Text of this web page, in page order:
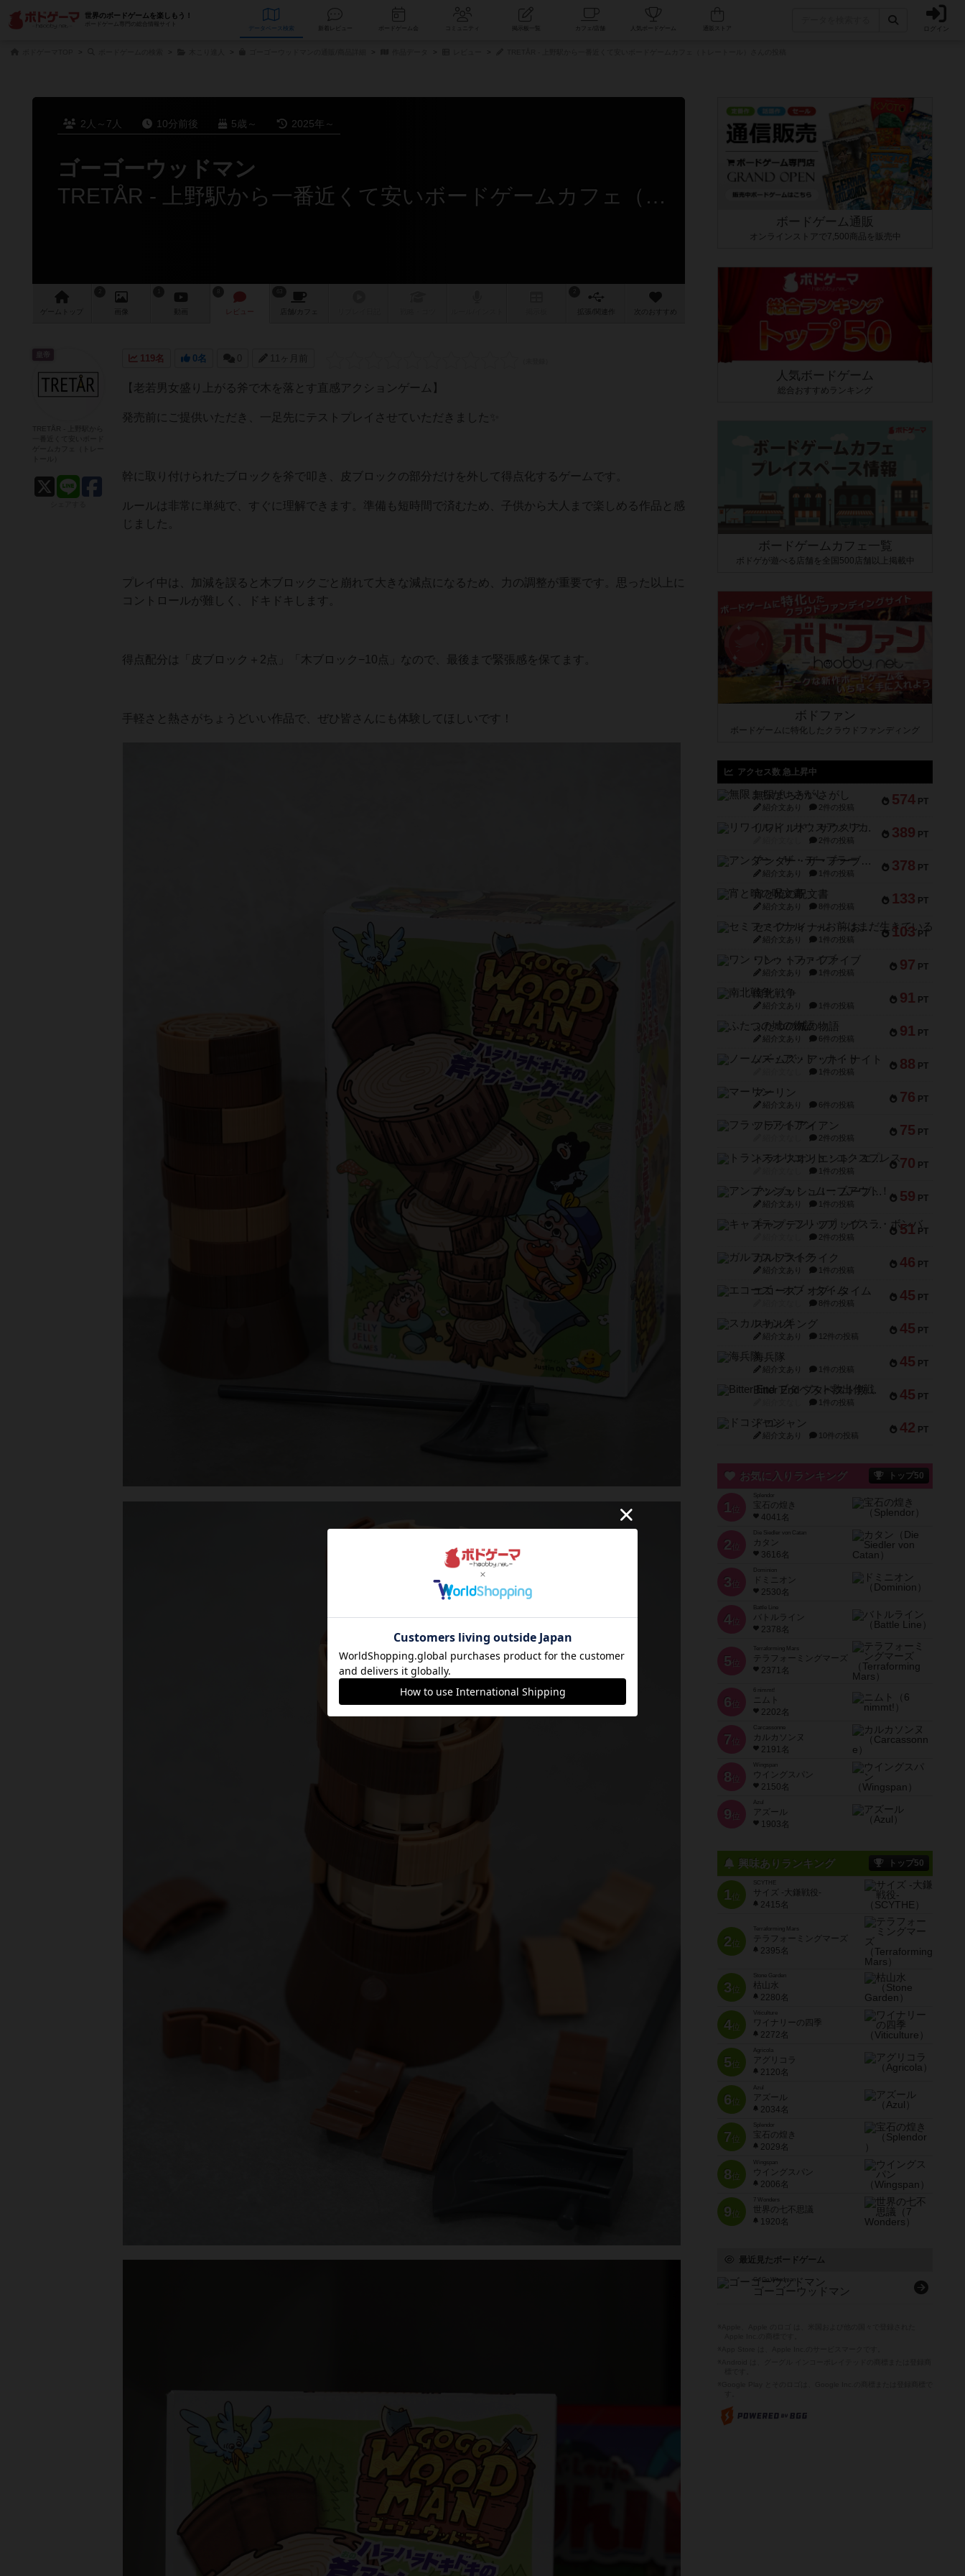
世界のボードゲームを楽しもう！
ボードゲーム専門の総合情報サイト
データベース コミュニティ 人気ボードゲーム ログイン
2人～7人 10分前後 5歳～ 2025年～
ゴーゴーウッドマン
TRETÅR - 上野駅から一番近くて安いボードゲームカフェ（トレートール）さんのレビュー
ゲーム 画像 レビュー 店舗/ カフェ 作 次のおすすめ
119名 0名 0 11ヶ月前
【老若男女盛り上がる斧で木を落とす直感アクションゲーム】
発売前にご提供いただき、一足先にテストプレイさせていただきました✨
幹に取り付けられたブロックを斧で叩き、皮ブロックの部分だけを外して得点化するゲームです。
ルールは非常に単純で、すぐに理解できます。準備も短時間で済むため、子供から大人まで楽しめる作品と感
じました。
プレイ中は、加減を誤ると木ブロックごと崩れて大きな減点になるため、力の調整が重要です。思った以上に
コントロールが難しく、ドキドキします。
得点配分は「皮ブロック＋2点」「木ブロック−10点」なので、最後まで緊張感を保てます。
手軽さと熱さがちょうどいい作品で、ぜひ皆さんにも体験してほしいです！
皇帝
ボードゲーム通販
オンラインストアで7,500商品を販売中
人気ボードゲーム
総合おすすめランキング
ボードゲームカフェ一覧
ボドゲが遊べる店舗を全国500店舗以上掲載中
ボドファン
ボードゲームに特化したクラウドファンディング
アクセス数 急上昇中
574 PT
無限まちがいさがし
紹介文あり 2件の投稿
389 PT
リワイルド：サウスアメリカ
2件の投稿
378 PT
アンダー・ザ・テーブラー
紹介文あり 1件の投稿
133 PT
宵と暁の呪文書
紹介文あり 8件の投稿
103 PT
セミファイナル ～お前はまだ生きている～
紹介文あり 1件の投稿
97 PT
ワン・トゥ・ファイブ
紹介文あり 1件の投稿
91 PT
南北戦争
紹介文あり 1件の投稿
91 PT
ふたつの城の物語
紹介文あり 6件の投稿
88 PT
ノームズ・アット・ナイト
1件の投稿
76 PT
マーリン
紹介文あり 6件の投稿
75 PT
フラットアイアン
2件の投稿
70 PT
トランスオリエント・エクスプレス
1件の投稿
59 PT
アンブッシュ！：ムーブアウト！
紹介文あり 1件の投稿
51 PT
キャプテン・フリップ：イスラ・ボンバ
2件の投稿
46 PT
ガルフストライク
紹介文あり 1件の投稿
45 PT
エコーズ・オブ・タイム
8件の投稿
45 PT
スカルキング
紹介文あり 12件の投稿
45 PT
海兵隊
紹介文あり 1件の投稿
45 PT
Bitter End ブタペスト救出作戦
1件の投稿
42 PT
ドコジャン
紹介文あり 10件の投稿
お気に入りランキング トップ50
1 位
宝石の煌き
4041名
2 位
Die Siedler von Catan
カタン
3616名
3 位
ドミニオン
2530名
4位
Battle Line
バトルライン
2378名
5 位
Terraforming Mars
テラフォーミングマーズ
2371名
6 位
ニムト
2202名
7 位
Carcassonne
カルカソンヌ
2191名
8 位
Wingspan
ウイングスパン
2150名
9 位
Azul
アズール
1903名
興味ありランキング トップ50
1位
SCYTHE
サイズ -大鎌戦役-
2415名
2位
Terraforming Mars
テラフォーミングマーズ
2395名
3位
Stone Garden
枯山水
2280名
4位
Viticulture
ワイナリーの四季
2272名
5位
Agricola
アグリコラ
2120名
6位
Azul
アズール
2034名
7位
宝石の煌き
2029名
8位
Wingspan
ウイングスパン
2006名
9位
7 Wonders
世界の七不思議
1920名
最近見たボードゲーム
Go Go Woodman
ゴーゴーウッドマン